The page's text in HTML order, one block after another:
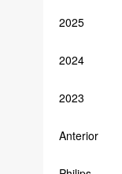
2025
2024
2023
Anterior